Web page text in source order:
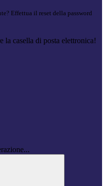
Effettua il reset della password
la casella di posta elettronica!